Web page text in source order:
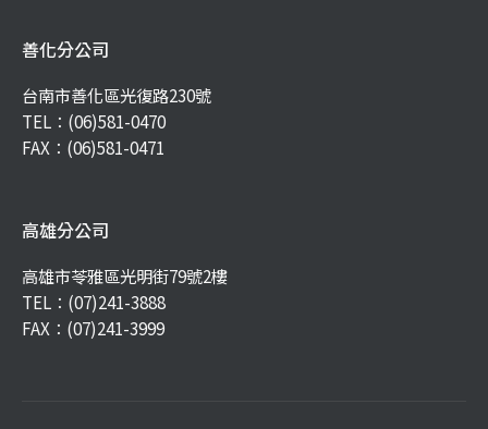
善化分公司
台南市善化區光復路230號
TEL： (06)581-0470
FAX：(06)581-0471
高雄分公司
高雄市苓雅區光明街79號2樓
TEL： (07)241-3888
FAX：(07)241-3999